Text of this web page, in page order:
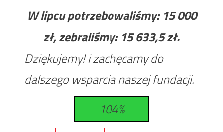
W lipcu potrzebowaliśmy: 15 000
zł, zebraliśmy: 15 633,5zł.
Dziękujemy! i zachęcamy do
dalszego wsparcia naszej fundacji.
104%